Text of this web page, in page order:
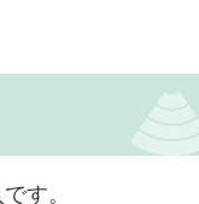
す。